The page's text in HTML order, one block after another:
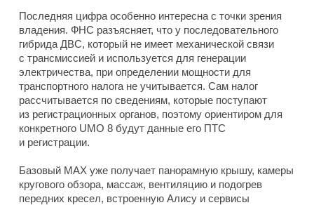
Последняя цифра особенно интересна с точки зрения
владения. ФНС разъясняет, что у последовательного
гибрида ДВС, который не имеет механической связи
с трансмиссией и используется для генерации
электричества, при определении мощности для
транспортного налога не учитывается. Сам налог
рассчитывается по сведениям, которые поступают
из регистрационных органов, поэтому ориентиром для
конкретного UMO 8 будут данные его ПТС
и регистрации.
Базовый MAX уже получает панорамную крышу, камеры
кругового обзора, массаж, вентиляцию и подогрев
передних кресел, встроенную Алису и сервисы